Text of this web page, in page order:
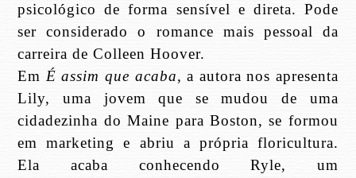
psicológico de forma sensível e direta. Pode
ser considerado o romance mais pessoal da
carreira de Colleen Hoover.
EmÉ assim que acaba, a autora nos apresenta
Lily, uma jovem que se mudou de uma
cidadezinha do Maine para Boston, se formou
em marketing e abriu a própria floricultura.
Ela acaba conhecendo Ryle, um